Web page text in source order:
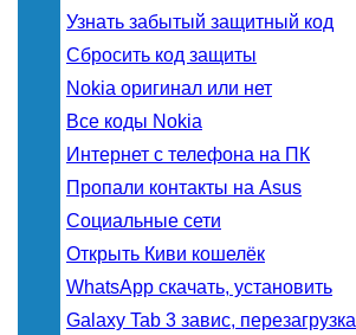
Узнать забытый защитный код
Сбросить код защиты
Nokia оригинал или нет
Все коды Nokia
Интернет с телефона на ПК
Пропали контакты на Asus
Социальные сети
Открыть Киви кошелёк
WhatsApp скачать, установить
Galaxy Tab 3 завис, перезагрузка